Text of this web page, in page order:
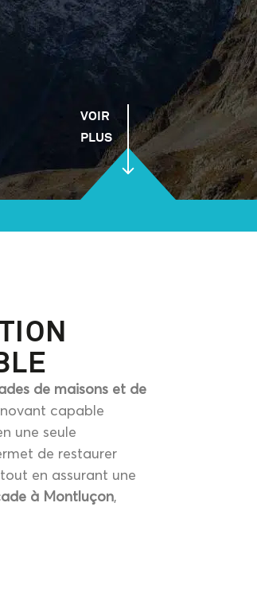
VOIR
PLUS
de maisons et de
capable
une seule
de restaurer
en assurant une
à Montluçon,